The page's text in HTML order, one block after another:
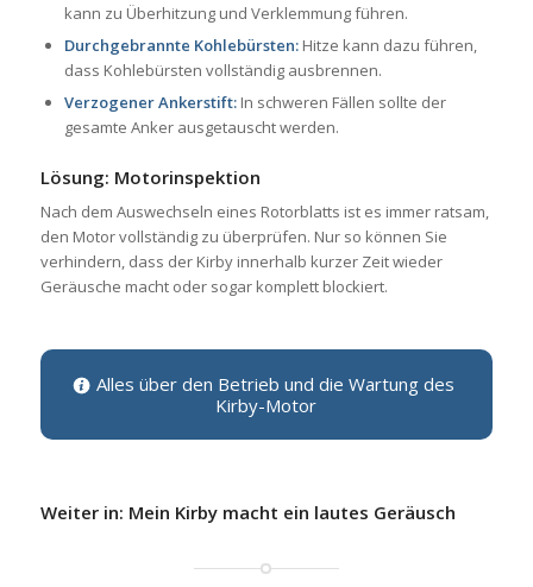
kann zu Überhitzung und Verklemmung führen.
Durchgebrannte Kohlebürsten:Hitze kann dazu führen,
dass Kohlebürsten vollständig ausbrennen.
Verzogener Ankerstift:In schweren Fällen sollte der
gesamte Anker ausgetauscht werden.
Lösung: Motorinspektion
Nach dem Auswechseln eines Rotorblatts ist es immer ratsam,
den Motor vollständig zu überprüfen. Nur so können Sie
verhindern, dass der Kirby innerhalb kurzer Zeit wieder
Geräusche macht oder sogar komplett blockiert.
Alles über den Betrieb und die Wartung des
Kirby-Motor
Weiter in: Mein Kirby macht ein lautes Geräusch